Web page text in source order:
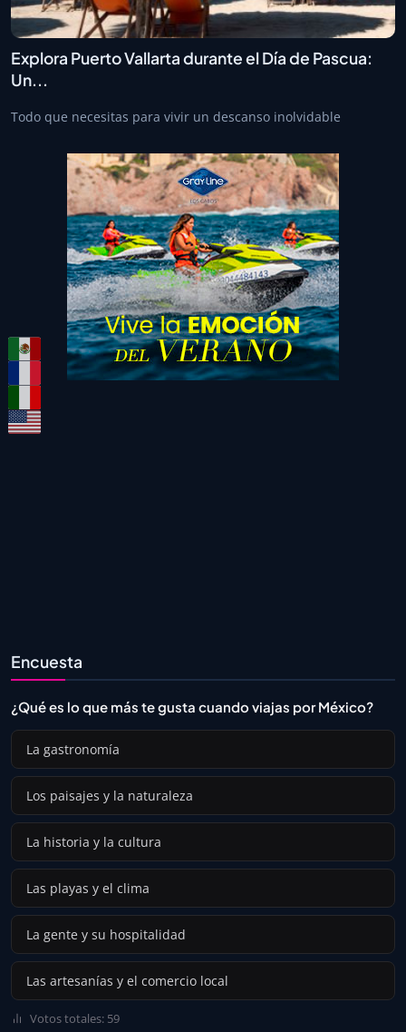
Explora Puerto Vallarta durante el Día de Pascua:
Un...
Todo que necesitas para vivir un descanso inolvidable
Encuesta
¿Qué es lo que más te gusta cuando viajas por México?
La gastronomía
Los paisajes y la naturaleza
La historia y la cultura
Las playas y el clima
La gente y su hospitalidad
Las artesanías y el comercio local
Votos totales: 59